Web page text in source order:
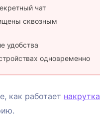
чат
сквозным
удобства
одновременно
как работает накрутка